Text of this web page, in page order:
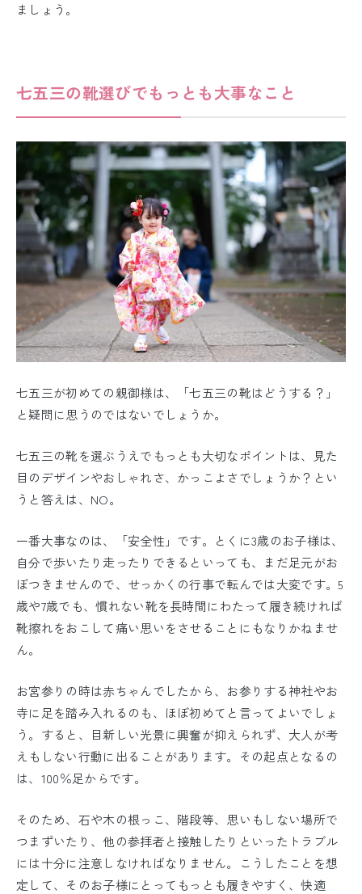
ましょう。
七五三の靴選びでもっとも大事なこと
七五三が初めての親御様は、「七五三の靴はどうする？」
と疑問に思うのではないでしょうか。
七五三の靴を選ぶうえでもっとも大切なポイントは、見た
目のデザインやおしゃれさ、かっこよさでしょうか？とい
うと答えは、NO。
一番大事なのは、「安全性」です。とくに3歳のお子様は、
自分で歩いたり走ったりできるといっても、まだ足元がお
ぼつきませんので、せっかくの行事で転んでは大変です。5
歳や7歳でも、慣れない靴を長時間にわたって履き続ければ
靴擦れをおこして痛い思いをさせることにもなりかねませ
ん。
お宮参りの時は赤ちゃんでしたから、お参りする神社やお
寺に足を踏み入れるのも、ほぼ初めてと言ってよいでしょ
う。すると、目新しい光景に興奮が抑えられず、大人が考
えもしない行動に出ることがあります。その起点となるの
は、100％足からです。
そのため、石や木の根っこ、階段等、思いもしない場所で
つまずいたり、他の参拝者と接触したりといったトラブル
には十分に注意しなければなりません。こうしたことを想
定して、そのお子様にとってもっとも履きやすく、快適